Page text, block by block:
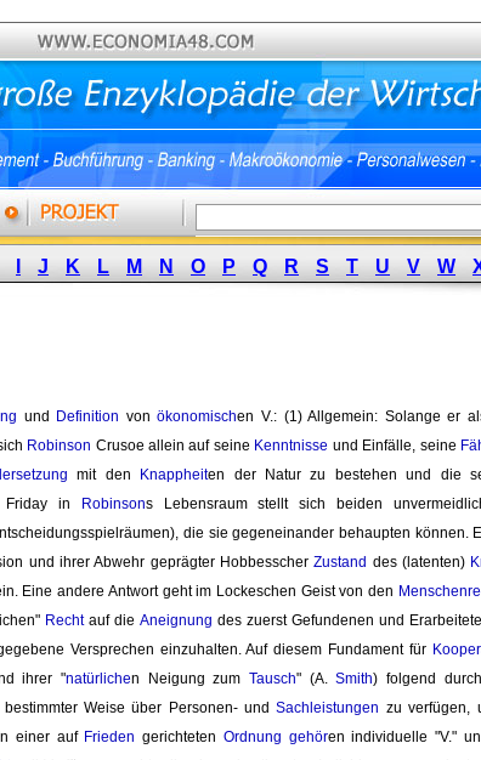
J K L M N O P Q R S T U V W
und Definition von ökonomischen V.: (1) Allgemein: Solange er
Robinson Crusoe allein auf seine Kenntnisse und Einfälle, seine
mit den Knappheiten der Natur zu bestehen und die
Friday in
Robinsons Lebensraum stellt sich beiden
die sie gegeneinander behaupten können.
und ihrer Abwehr geprägter Hobbesscher Zustand des (latenten)
Eine andere Antwort geht im Lockeschen Geist von den
Rechtauf die Aneignung des zuerst Gefundenen und
Versprechen einzuhalten. Auf diesem Fundament für
ihrer "natürlichen Neigung zumTausch" (A.Smith) folgend
bestimmter Weise über Personen- und Sachleistungen zu verfügen,
einer auf Frieden gerichteten Ordnung gehören individuelle "V."